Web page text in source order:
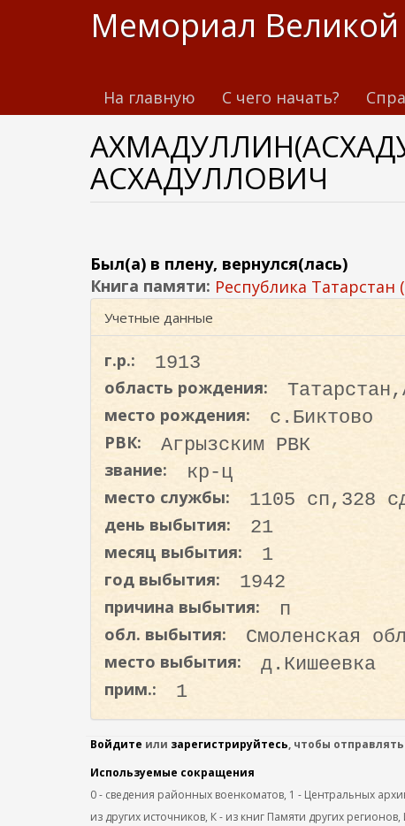
т
Мемориал
На главную С чего начать?
АСХАДУЛЛОВИЧ
Был(а) в плену, вернулся(лась)
Книга памяти: Республика Татарстан
Учетные данные
г.р.: 1913
область рождения:
место рождения: с.Биктово
РВК: Агрызским РВК
звание: кр-ц
место службы: 1105 сп,328
день выбытия: 21
месяц выбытия: 1
год выбытия: 1942
причина выбытия: п
обл. выбытия: Смоленская
место выбытия: д.Кишеевка
прим.: 1
Войдите или зарегистрируйтесь, чтобы
Используемые сокращения
0 - сведения районных военкоматов, 1 - Центральных
из других источников, К - из книг Памяти других